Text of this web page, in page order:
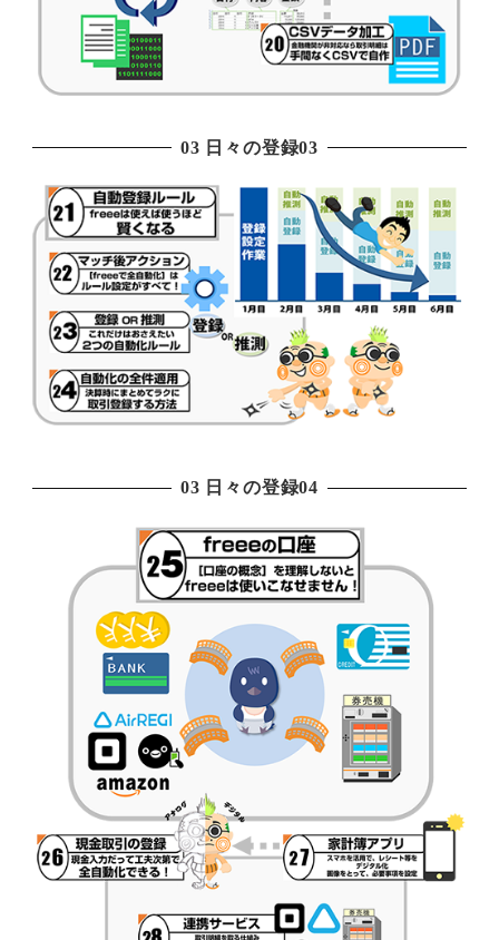
03 日々の登録03
03 日々の登録04